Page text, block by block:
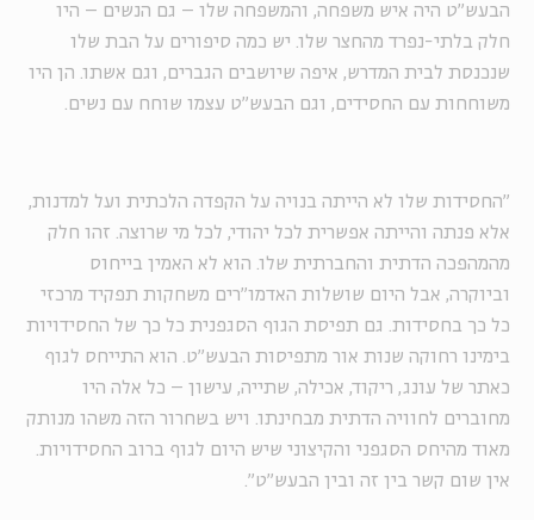
הבעש"ט היה איש משפחה, והמשפחה שלו – גם הנשים – היו
חלק בלתי-נפרד מהחצר שלו. יש כמה סיפורים על הבת שלו
שנכנסת לבית המדרש, איפה שיושבים הגברים, וגם אשתו. הן היו
משוחחות עם החסידים, וגם הבעש"ט עצמו שוחח עם נשים.
"החסידות שלו לא הייתה בנויה על הקפדה הלכתית ועל למדנות,
אלא פנתה והייתה אפשרית לכל יהודי, לכל מי שרוצה. זהו חלק
מהמהפכה הדתית והחברתית שלו. הוא לא האמין בייחוס
וביוקרה, אבל היום שושלות האדמו"רים משחקות תפקיד מרכזי
כל כך בחסידות. גם תפיסת הגוף הסגפנית כל כך של החסידויות
בימינו רחוקה שנות אור מתפיסות הבעש"ט. הוא התייחס לגוף
כאתר של עונג, ריקוד, אכילה, שתייה, עישון – כל אלה היו
מחוברים לחוויה הדתית מבחינתו. ויש בשחרור הזה משהו מנותק
מאוד מהיחס הסגפני והקיצוני שיש היום לגוף ברוב החסידויות.
אין שום קשר בין זה ובין הבעש"ט".